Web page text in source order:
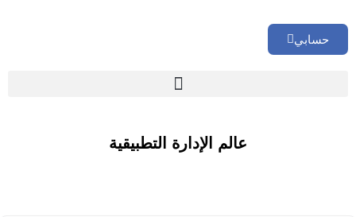
حسابي
عالم الإدارة التطبيقية